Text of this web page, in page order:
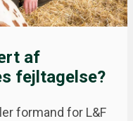
af
fejltagelse?
formand for L&F